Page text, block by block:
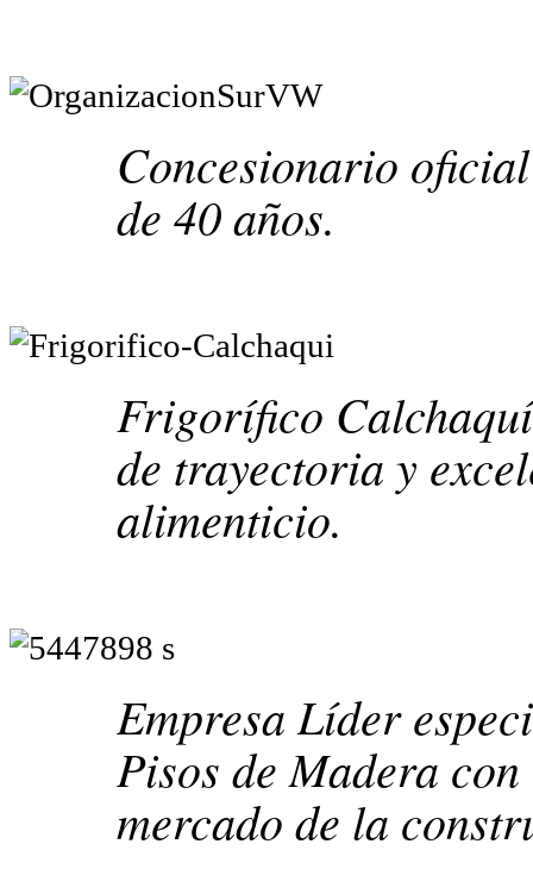
Concesionario
de 40 años.
Frigorífico
de trayectoria y
alimenticio.
Empresa Líder
Pisos de Madera
mercado de la